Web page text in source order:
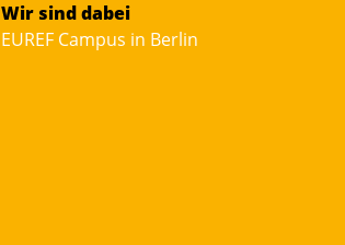
Wir sind dabei
EUREF Campus in Berlin